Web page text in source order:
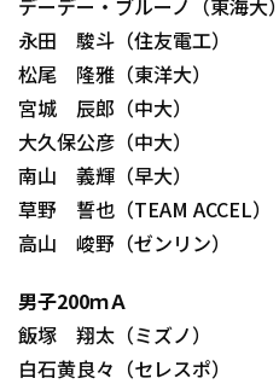
デーデー・ブルーノ（東海大）
永田 駿斗（住友電工）
松尾 隆雅（東洋大）
宮城 辰郎（中大）
大久保公彦（中大）
南山 義輝（早大）
草野 誓也（TEAM ACCEL）
高山 峻野（ゼンリン）
男子200ｍＡ
飯塚 翔太（ミズノ）
白石黄良々（セレスポ）